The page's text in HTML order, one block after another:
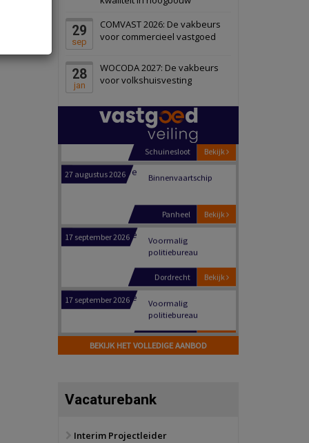
29
sep
COMVAST 2026: De vakbeurs
voor commercieel vastgoed
28
jan
WOCODA 2027: De vakbeurs
voor volkshuisvesting
Schiedam
22 september 2026 Attractiepark
Bekijk
Oranje
28 september 2026
bedrijventerrein
Schuinesloot
Binnenvaartschip
17 september 2026
Voormalig
17 september 2026
Voormalig
17 september 2026
Voormalig
BEKIJK HET VOLLEDIGE AANBOD
Vacaturebank
Interim Projectleider